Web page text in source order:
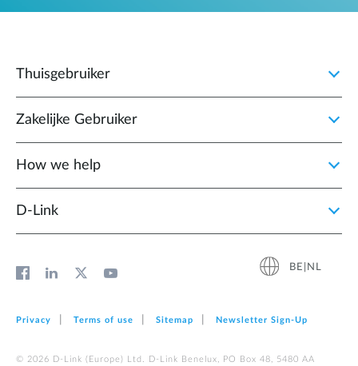
Thuisgebruiker
Zakelijke Gebruiker
How we help
D‑Link
BE|NL
Privacy Terms of use Sitemap Newsletter Sign‑Up
© 2026 D‑Link (Europe) Ltd. D-Link Benelux, PO Box 48, 5480 AA